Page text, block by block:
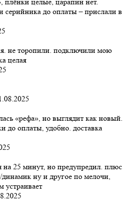
серийника до оплаты – прислали в
не торопили. подключили мою
целая
«рефа», но выглядит как новый.
до оплаты, удобно. доставка
на 25 минут, но предупредил. плюс
ну и другое по мелочи,
устраивает